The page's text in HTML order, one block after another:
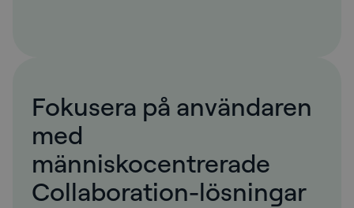
Fokusera på användaren
med
människocentrerade
Collaboration-lösningar